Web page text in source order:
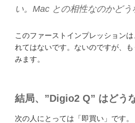
い。Mac との相性なのかど
このファーストインプレッション
れてはないです。ないのですが、
みます。
結局、”Digio2 Q” はどう
次の人にとっては「即買い」です。